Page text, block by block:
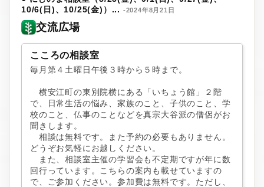
10/6(日)、10/25(金)）... -2024年8月21日
交流広場
こころの相談室
毎月第４土曜日午後３時から５時まで。
横安江町の東別院横にある「いちょう館」２階
で、日常生活の悩み、家族のこと、子供のこと、学
校のこと、仏事のことなどを真宗大谷派の僧侶がお
聞きします。
相談は無料です。また予約の必要もありません。
どうぞお気軽にお越しください。
また、相談室主催の学習会も不定期ですが年に数
回行っています。こちらの案内も載せていますの
で、ご参加ください。参加費は無料です。ただし、